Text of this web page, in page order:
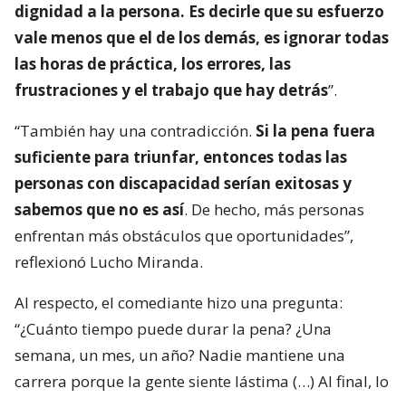
dignidad a la persona. Es decirle que su esfuerzo
vale menos que el de los demás, es ignorar todas
las horas de práctica, los errores, las
frustraciones y el trabajo que hay detrás”.
“También hay una contradicción. Si la pena fuera
suficiente para triunfar, entonces todas las
personas con discapacidad serían exitosas y
sabemos que no es así. De hecho, más personas
enfrentan más obstáculos que oportunidades”,
reflexionó Lucho Miranda.
Al respecto, el comediante hizo una pregunta:
“¿Cuánto tiempo puede durar la pena? ¿Una
semana, un mes, un año? Nadie mantiene una
carrera porque la gente siente lástima (…) Al final, lo